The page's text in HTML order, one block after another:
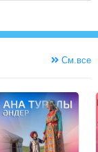
См.все